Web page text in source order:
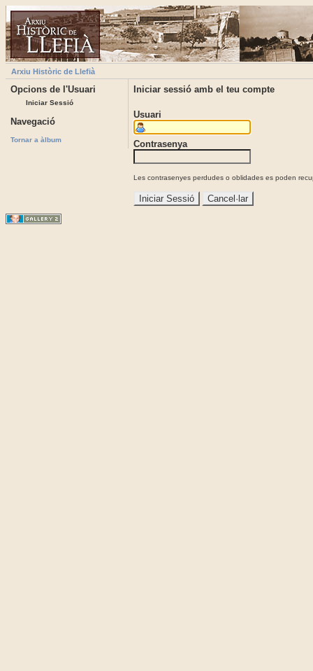
Arxiu Històric de Llefià
Opcions de l'Usuari
Iniciar Sessió
Navegació
Tornar a àlbum
Iniciar sessió amb el teu compte
Usuari
Contrasenya
Les contrasenyes perdudes o oblidades es poden